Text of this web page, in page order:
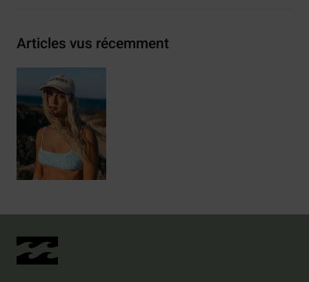
Articles vus récemment